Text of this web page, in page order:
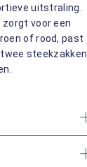
uitstraling.
voor een
of rood, past
steekzakken